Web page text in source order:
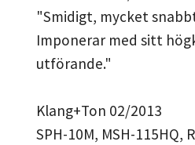
"Smidigt, mycket
Imponerar med sitt
utförande."
Klang+Ton 02/2013
SPH-10M, MSH-115HQ,